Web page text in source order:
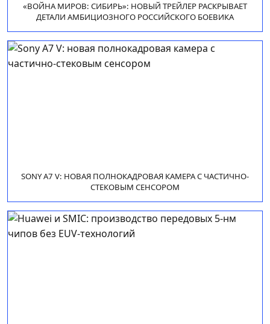
«ВОЙНА МИРОВ: СИБИРЬ»: НОВЫЙ ТРЕЙЛЕР РАСКРЫВАЕТ
ДЕТАЛИ АМБИЦИОЗНОГО РОССИЙСКОГО БОЕВИКА
SONY A7 V: НОВАЯ ПОЛНОКАДРОВАЯ КАМЕРА С ЧАСТИЧНО-
СТЕКОВЫМ СЕНСОРОМ